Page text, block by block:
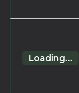
Loading...